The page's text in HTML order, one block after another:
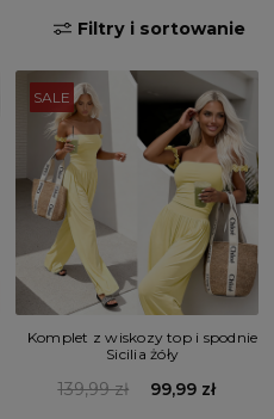
Filtry i sortowanie
SALE
Komplet z wiskozy top i spodnie
Sicilia żóły
139,99 zł 99,99 zł